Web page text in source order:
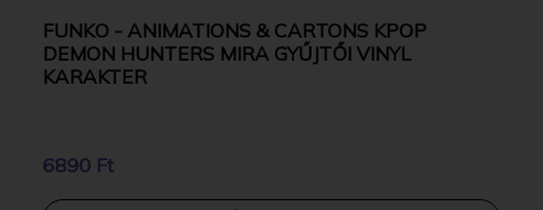
FUNKO - ANIMATIONS & CARTONS KPOP
DEMON HUNTERS MIRA GYŰJTŐI VINYL
KARAKTER
6890 Ft